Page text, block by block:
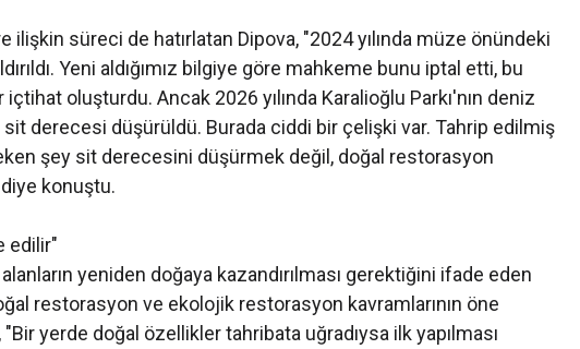
süreci de hatırlatan Dipova, "2024 yılında müze önündeki
Yeni aldığımız bilgiye göre mahkeme bunu iptal etti, bu
oluşturdu. Ancak 2026 yılında Karalioğlu Parkı'nın deniz
derecesi düşürüldü. Burada ciddi bir çelişki var. Tahrip edilmiş
şey sit derecesini düşürmek değil, doğal restorasyon
diye konuştu.
edilir"
yeniden doğaya kazandırılması gerektiğini ifade eden
restorasyon ve ekolojik restorasyon kavramlarının öne
"Bir yerde doğal özellikler tahribata uğradıysa ilk yapılması